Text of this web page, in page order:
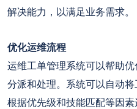
解决能力，以满足业务需求。
优化运维流程
运维工单管理系统可以帮助
分派和处理。系统可以自动
根据优先级和技能匹配等因